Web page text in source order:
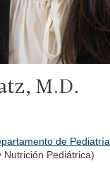
M.D.
de Pediatría
Pediátrica)